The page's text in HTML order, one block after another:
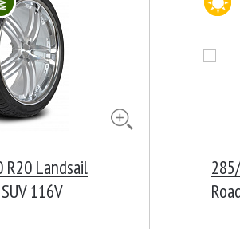
R20 Landsail
116V